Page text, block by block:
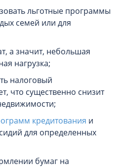
льготные программы
семей или для
а значит, небольшая
нагрузка;
налоговый
что существенно снизит
кредитования и
для определенных
бумаг на